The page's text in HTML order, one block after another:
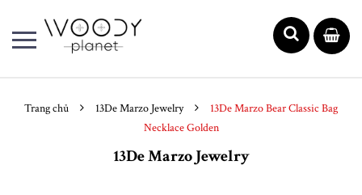
Trang chủ 13De Marzo Jewelry
13De Marzo Bear Classic Bag
Necklace Golden
13De Marzo Jewelry